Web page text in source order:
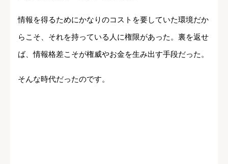
情報を得るためにかなりのコストを要していた環境だか
らこそ、それを持っている人に権限があった。裏を返せ
ば、情報格差こそが権威やお金を生み出す手段だった。
そんな時代だったのです。